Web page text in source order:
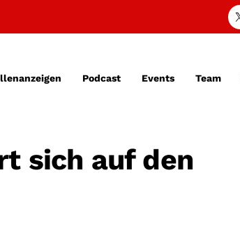
Podcast Events Team
sich auf den